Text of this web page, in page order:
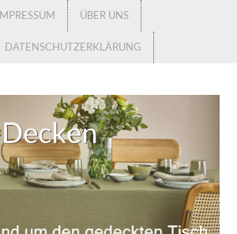
IMPRESSUM ÜBER UNS
DATENSCHUTZERKLÄRUNG